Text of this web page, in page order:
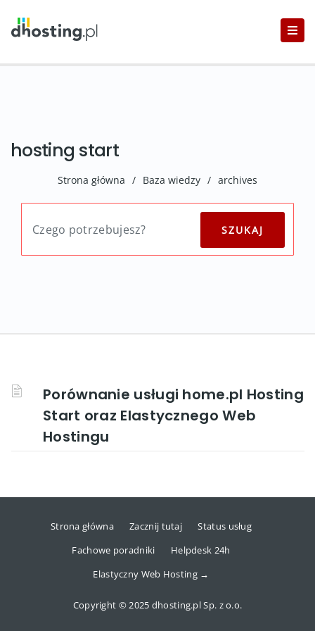
hosting start
Strona główna / Baza wiedzy / archives
Porównanie usługi home.pl Hosting
Start oraz Elastycznego Web
Hostingu
Strona główna Zacznij tutaj
Status usług
Fachowe poradniki
Helpdesk 24h
Elastyczny Web Hosting →
Copyright © 2025 dhosting.pl Sp. z o.o.